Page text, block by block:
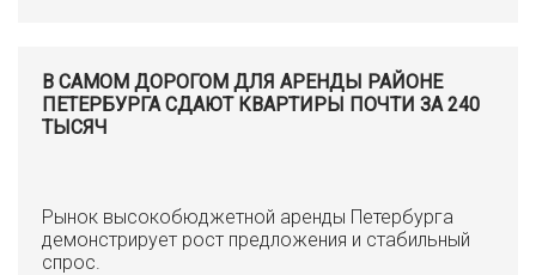
В САМОМ ДОРОГОМ ДЛЯ АРЕНДЫ РАЙОНЕ
ПЕТЕРБУРГА СДАЮТ КВАРТИРЫ ПОЧТИ ЗА 240
ТЫСЯЧ
Рынок высокобюджетной аренды Петербурга
демонстрирует рост предложения и стабильный
спрос.